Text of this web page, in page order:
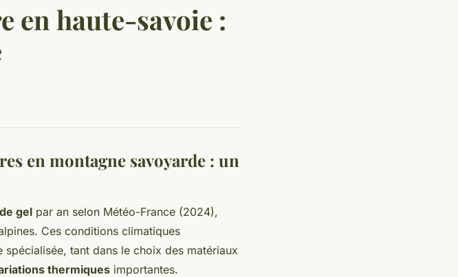
en haute-savoie :
en montagne savoyarde : un
gel par an selon Météo-France (2024),
Ces conditions climatiques
tant dans le choix des matériaux
thermiques importantes.